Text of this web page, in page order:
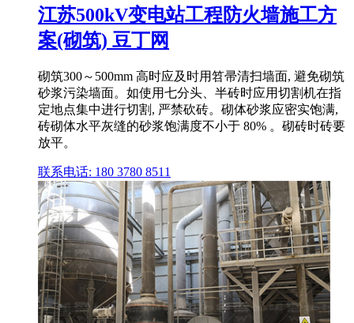
江苏500kV变电站工程防火墙施工方
案(砌筑) 豆丁网
砌筑300～500mm 高时应及时用笤帚清扫墙面, 避免砌筑
砂浆污染墙面。如使用七分头、半砖时应用切割机在指
定地点集中进行切割, 严禁砍砖。砌体砂浆应密实饱满,
砖砌体水平灰缝的砂浆饱满度不小于 80% 。砌砖时砖要
放平。
联系电话: 180 3780 8511